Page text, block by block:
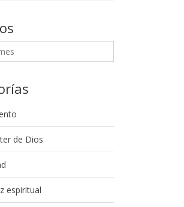
de Dios
espiritual